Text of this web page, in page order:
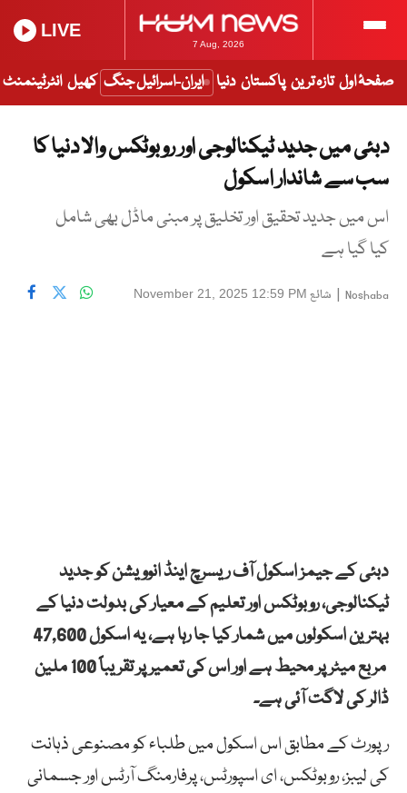
7 Aug, 2026
LIVE
صفحۂ اول تازہ ترین پاکستان دنیا ایران-اسرائیل جنگ کھیل انٹرٹینمنٹ
دبئی میں جدید ٹیکنالوجی اور روبوٹکس والا دنیا کا
سب سے شاندار اسکول
اس میں جدید تحقیق اور تخلیق پر مبنی ماڈل بھی شامل
کیا گیا ہے
Noshaba
| شائع November 21, 2025 12:59 PM
دبئی کے جیمز اسکول آف ریسرچ اینڈ انوویشن کو جدید
ٹیکنالوجی، روبوٹکس اور تعلیم کے معیار کی بدولت دنیا کے
بہترین اسکولوں میں شمار کیا جا رہا ہے، یہ اسکول 47,600
مربع میٹر پر محیط ہے اور اس کی تعمیر پر تقریباً 100 ملین
ڈالر کی لاگت آئی ہے۔
رپورٹ کے مطابق اس اسکول میں طلباء کو مصنوعی ذہانت
کی لیبز، روبوٹکس، ای اسپورٹس، پرفارمنگ آرٹس اور جسمانی